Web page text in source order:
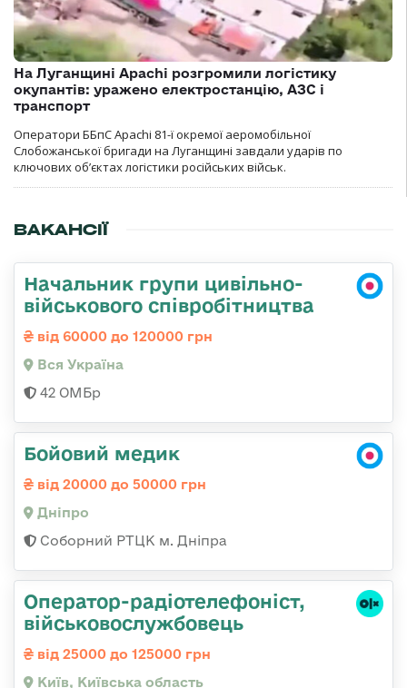
На Луганщині Apachi розгромили логістику
окупантів: уражено електростанцію, АЗС і
транспорт
Оператори ББпС Apachi 81-ї окремої аеромобільної
Слобожанської бригади на Луганщині завдали ударів по
ключових об’єктах логістики російських військ.
ВАКАНСІЇ
Начальник групи цивільно-
військового співробітництва
від 60000 до 120000 грн
Вся Україна
42 ОМБр
Бойовий медик
від 20000 до 50000 грн
Дніпро
Соборний РТЦК м. Дніпра
Оператор-радіотелефоніст,
військовослужбовець
від 25000 до 125000 грн
Київ, Київська область